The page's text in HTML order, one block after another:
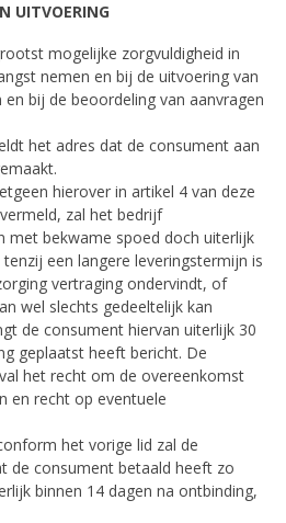
UITVOERING
mogelijke zorgvuldigheid in
nemen en bij de uitvoering van
bij de beoordeling van aanvragen
het adres dat de consument aan
hierover in artikel 4 van deze
zal het bedrijf
met bekwame spoed doch uiterlijk
een langere leveringstermijn is
vertraging ondervindt, of
wel slechts gedeeltelijk kan
de consument hiervan uiterlijk 30
geplaatst heeft bericht. De
het recht om de overeenkomst
en recht op eventuele
het vorige lid zal de
de consument betaald heeft zo
binnen 14 dagen na ontbinding,